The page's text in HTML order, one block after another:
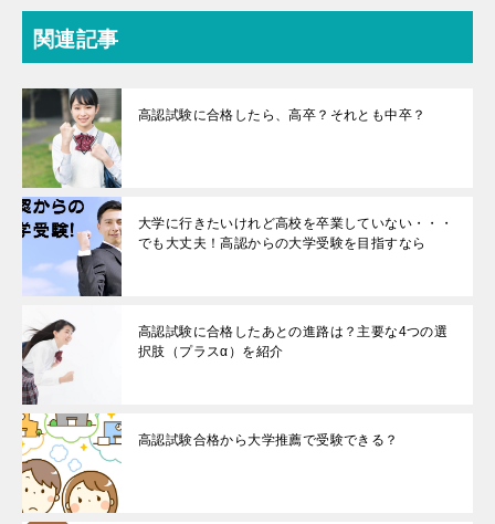
関連記事
高認試験に合格したら、高卒？それとも中卒？
大学に行きたいけれど高校を卒業していない・・・
でも大丈夫！高認からの大学受験を目指すなら
高認試験に合格したあとの進路は？主要な4つの選
択肢（プラスα）を紹介
高認試験合格から大学推薦で受験できる？